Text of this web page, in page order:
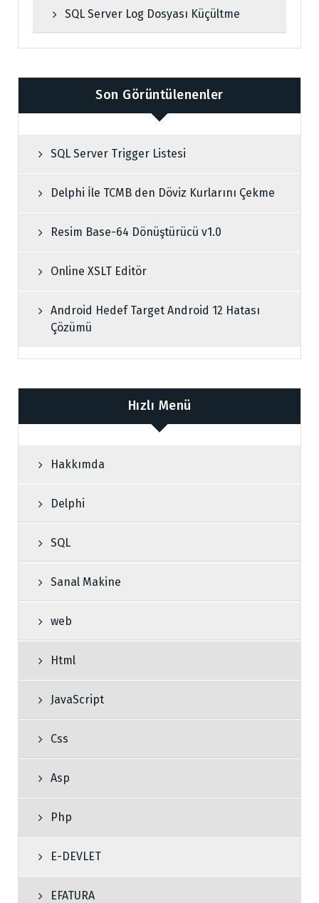
SQL Server Log Dosyası Küçültme
Son Görüntülenenler
SQL Server Trigger Listesi
Delphi İle TCMB den Döviz Kurlarını Çekme
Resim Base-64 Dönüştürücü v1.0
Online XSLT Editör
Android Hedef Target Android 12 Hatası
Çözümü
Hızlı Menü
Hakkımda
Delphi
SQL
Sanal Makine
web
Html
JavaScript
Css
Asp
Php
E-DEVLET
EFATURA